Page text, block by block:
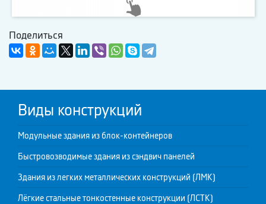
Поделиться
Виды конструкций
Модульные здания из блок-контейнеров
Быстровозводимые здания из сэндвич панелей
Здания из легких металлических конструкций (ЛМК)
Лёгкие стальные тонкостенные конструкции (ЛСТК)